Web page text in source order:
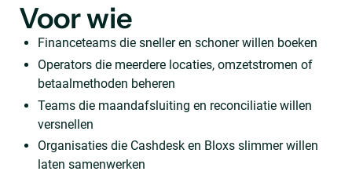
Voor wie
Financeteams die sneller en schoner willen boeken
Operators die meerdere locaties, omzetstromen of
betaalmethoden beheren
Teams die maandafsluiting en reconciliatie willen
versnellen
Organisaties die Cashdesk en Bloxs slimmer willen
laten samenwerken